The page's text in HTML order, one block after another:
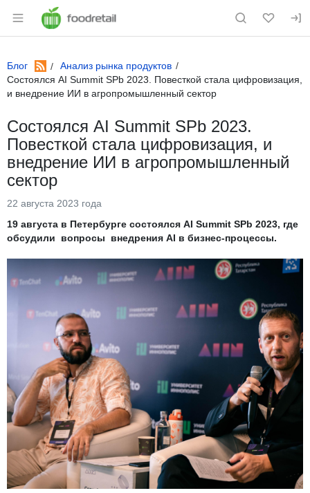
Раздел навигации по сайту
Блог RSS
Анализ рынка продуктов
Состоялся AI Summit SPb 2023. Повесткой стала цифровизация,
и внедрение ИИ в агропромышленный сектор
Состоялся AI Summit SPb 2023.
Повесткой стала цифровизация, и
внедрение ИИ в агропромышленный
сектор
22 августа 2023 года
19 августа в Петербурге состоялся AI Summit SPb 2023, где
обсудили вопросы внедрения AI в бизнес-процессы.